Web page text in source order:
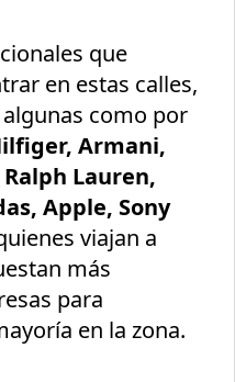
que
en estas calles,
como por
Armani,
Lauren,
Apple, Sony
viajan a
más
para
en la zona.